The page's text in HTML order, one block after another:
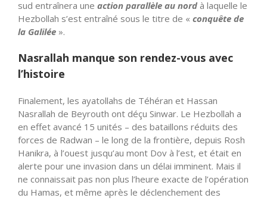
sud entraînera une action parallèle au nord à laquelle le
Hezbollah s’est entraîné sous le titre de « conquête de
la Galilée ».
Nasrallah manque son rendez-vous avec
l’histoire
Finalement, les ayatollahs de Téhéran et Hassan
Nasrallah de Beyrouth ont déçu Sinwar. Le Hezbollah a
en effet avancé 15 unités – des bataillons réduits des
forces de Radwan – le long de la frontière, depuis Rosh
Hanikra, à l’ouest jusqu’au mont Dov à l’est, et était en
alerte pour une invasion dans un délai imminent. Mais il
ne connaissait pas non plus l’heure exacte de l’opération
du Hamas, et même après le déclenchement des